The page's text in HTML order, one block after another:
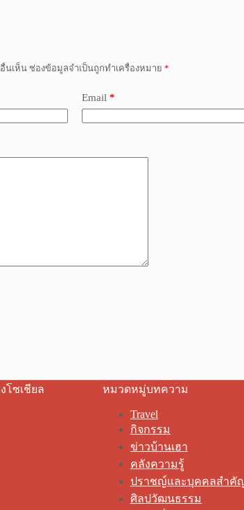
นเห็น ช่องข้อมูลจำเป็นถูกทำเครื่องหมาย *
Email *
โซเชียล หมวดหมู่บทความ
Travel
กิจกรรม
ข่าวบ้านเฮา
คลังความรู้
ปราชญ์และบุคคลสำคั
ศิลปวัฒนธรรม